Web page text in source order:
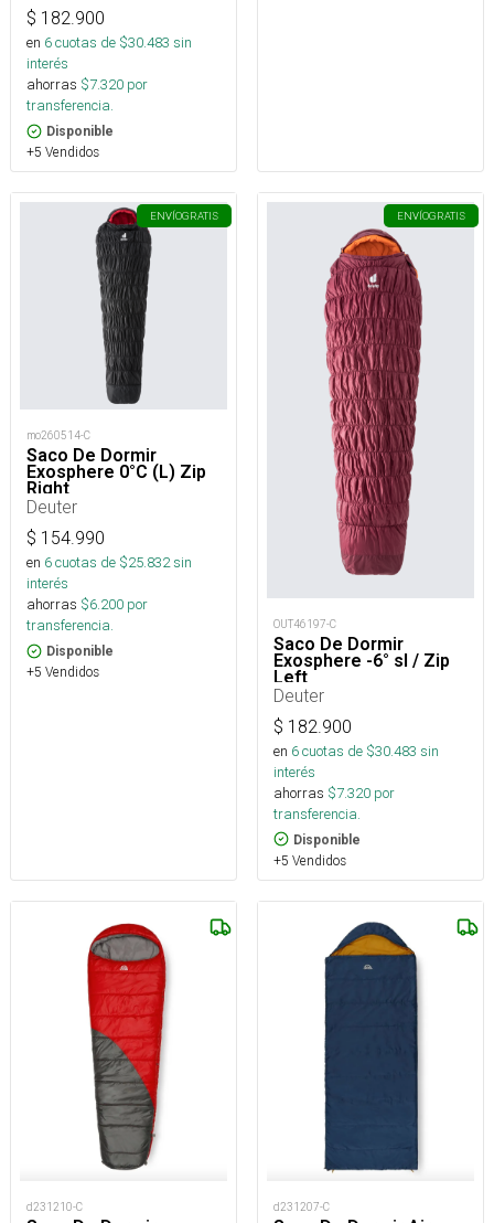
$ 182.900
en 6cuotas de $30.483 sin
interés
ahorras $7.320 por
transferencia.
Disponible
+5 Vendidos
ENVÍOGRATIS
mo260514-C
Saco De Dormir
Exosphere 0°C (L) Zip
Right
Deuter
$ 154.990
en 6cuotas de $25.832sin
interés
ahorras $6.200 por
transferencia.
Disponible
+5 Vendidos
ENVÍOGRATIS
OUT46197-C
Saco De Dormir
Exosphere -6° sl / Zip
Left
Deuter
$ 182.900
en 6cuotas de $30.483 sin
interés
ahorras $7.320 por
transferencia.
Disponible
+5 Vendidos
d231210-C d231207-C